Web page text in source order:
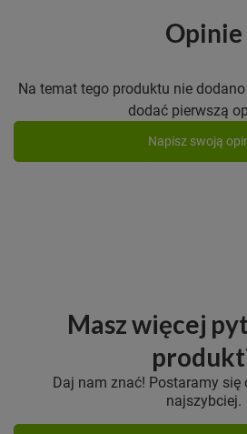
Opinie
Na temat tego produktu nie
dodać pierwszą
Napisz swoją
Masz więcej
Daj nam znać! Postaramy się
najszybciej.